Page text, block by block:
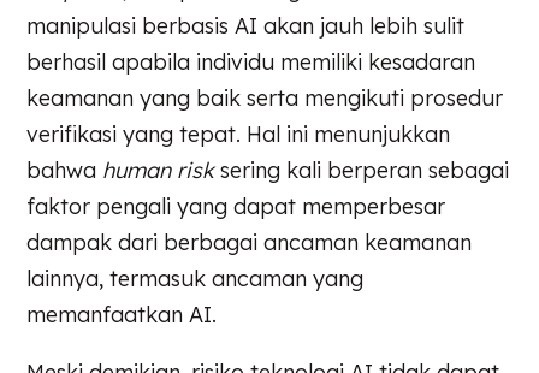
manipulasi berbasis AI akan jauh lebih sulit
berhasil apabila individu memiliki kesadaran
keamanan yang baik serta mengikuti prosedur
verifikasi yang tepat. Hal ini menunjukkan
bahwa human risksering kali berperan sebagai
faktor pengali yang dapat memperbesar
dampak dari berbagai ancaman keamanan
lainnya, termasuk ancaman yang
memanfaatkan AI.